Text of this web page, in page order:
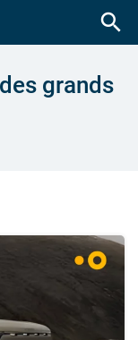
search
grands